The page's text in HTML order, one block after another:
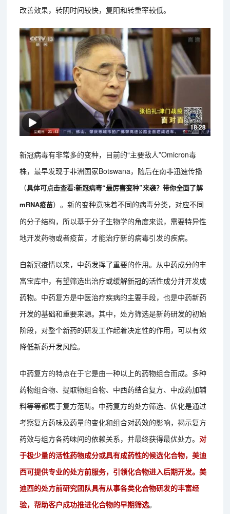
改善效果，转阴时间较快，复阳和转重率较低。
新冠病毒有非常多的变种，目前的“主要敌人”Omicron毒
株，最早发现于非洲国家Botswana，随后在南非迅速传播
（具体可点击查看:新冠病毒“最厉害变种”来袭？带你全面了解
mRNA疫苗）。新的变种意味着不同的病毒分类，对应不同
的分子结构，所以基于分子生物学的角度来说，需要特异性
地开发药物或者疫苗，才能治疗新的病毒引发的疾病。
自新冠疫情以来，中药发挥了重要的作用。从中药成分的丰
富宝库中，有望筛选出治疗或缓解新冠的活性成分并开发成
药物。中药复方是中医治疗疾病的主要手段，也是中药新药
开发的基础和重要来源。其中，处方筛选是新药研发的初始
阶段，对整个新药的研发工作起着决定性的作用，可以有效
降低新药开发风险。
中药复方的特点在于它是由一种以上的药物组合而成。多种
药物组合物、提取物组合物、中西药结合复方、中成药加辅
料等等都属于复方范畴。中药复方的处方筛选、优化是通过
考察复方药味及药量的变化和组合对药效的影响，揭示复方
药效与组方各药味间的依赖关系，并最终获得最优处方。 对
于极少量的活性药物成分或具有成药性的候选化合物，美迪
西可提供专业的处方前服务，引领化合物进入后期开发。美
迪西的处方前研究团队具有从事各类化合物研发的丰富经
验，帮助客户成功推进化合物的早期筛选。